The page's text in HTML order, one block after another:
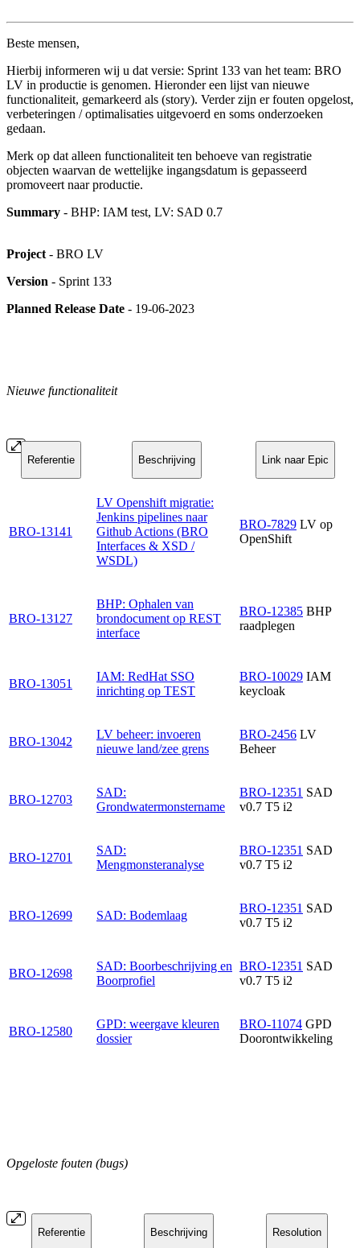
Beste mensen,
Hierbij informeren wij u dat versie: Sprint 133 van het team: BRO
LV in productie is genomen. Hieronder een lijst van nieuwe
functionaliteit, gemarkeerd als (story). Verder zijn er fouten opgelost,
verbeteringen / optimalisaties uitgevoerd en soms onderzoeken
gedaan.
Merk op dat alleen functionaliteit ten behoeve van registratie
objecten waarvan de wettelijke ingangsdatum is gepasseerd
promoveert naar productie.
Summary - BHP: IAM test, LV: SAD 0.7
Project - BRO LV
Version - Sprint 133
Planned Release Date - 19-06-2023
Nieuwe functionaliteit
Referentie Beschrijving Link naar Epic
BRO-13141
LV Openshift migratie:
Jenkins pipelines naar
Github Actions (BRO
Interfaces & XSD /
WSDL)
BRO-7829 LV op
OpenShift
BRO-13127
BHP: Ophalen van
brondocument op REST
interface
BRO-12385 BHP
raadplegen
BRO-13051
IAM: RedHat SSO
inrichting op TEST
BRO-10029 IAM
keycloak
BRO-13042
LV beheer: invoeren
nieuwe land/zee grens
BRO-2456 LV
Beheer
BRO-12703
SAD:
Grondwatermonstername
BRO-12351 SAD
v0.7 T5 i2
BRO-12701
SAD:
Mengmonsteranalyse
BRO-12351 SAD
v0.7 T5 i2
BRO-12699 SAD: Bodemlaag
BRO-12351 SAD
v0.7 T5 i2
BRO-12698
SAD: Boorbeschrijving en
Boorprofiel
BRO-12351 SAD
v0.7 T5 i2
BRO-12580
GPD: weergave kleuren
dossier
BRO-11074 GPD
Doorontwikkeling
Opgeloste fouten (bugs)
Referentie Beschrijving Resolution